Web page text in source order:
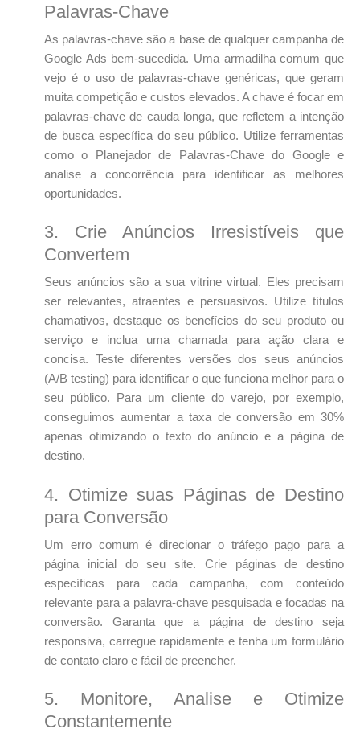
Palavras-Chave
As palavras-chave são a base de qualquer campanha de
Google Ads bem-sucedida. Uma armadilha comum que
vejo é o uso de palavras-chave genéricas, que geram
muita competição e custos elevados. A chave é focar em
palavras-chave de cauda longa, que refletem a intenção
de busca específica do seu público. Utilize ferramentas
como o Planejador de Palavras-Chave do Google e
analise a concorrência para identificar as melhores
oportunidades.
3. Crie Anúncios Irresistíveis que
Convertem
Seus anúncios são a sua vitrine virtual. Eles precisam
ser relevantes, atraentes e persuasivos. Utilize títulos
chamativos, destaque os benefícios do seu produto ou
serviço e inclua uma chamada para ação clara e
concisa. Teste diferentes versões dos seus anúncios
(A/B testing) para identificar o que funciona melhor para o
seu público. Para um cliente do varejo, por exemplo,
conseguimos aumentar a taxa de conversão em 30%
apenas otimizando o texto do anúncio e a página de
destino.
4. Otimize suas Páginas de Destino
para Conversão
Um erro comum é direcionar o tráfego pago para a
página inicial do seu site. Crie páginas de destino
específicas para cada campanha, com conteúdo
relevante para a palavra-chave pesquisada e focadas na
conversão. Garanta que a página de destino seja
responsiva, carregue rapidamente e tenha um formulário
de contato claro e fácil de preencher.
5. Monitore, Analise e Otimize
Constantemente